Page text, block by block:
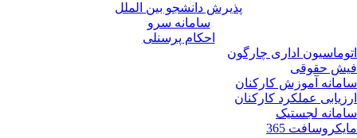
پذیرش دانشجو بین الملل
سامانه سرو
احکام پرسنلی
اداری چارگون
حقوقی
آموزش کارکنان
عملکرد کارکنان
لجستیک
365